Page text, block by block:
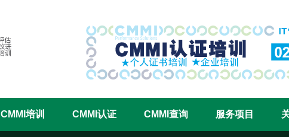
CMMI认证咨询中心官网
CMMI培训 CMMI认证 CMMI查询 服务项目